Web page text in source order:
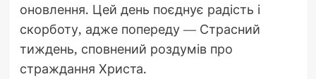
оновлення. Цей день поєднує радість і
скорботу, адже попереду — Страсний
тиждень, сповнений роздумів про
страждання Христа.